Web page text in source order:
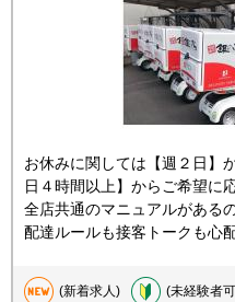
お休みに関しては【週２日】
日４時間以上】からご希望に
全店共通のマニュアルがある
配達ルールも接客トークも心
(新着求人) (未経験者